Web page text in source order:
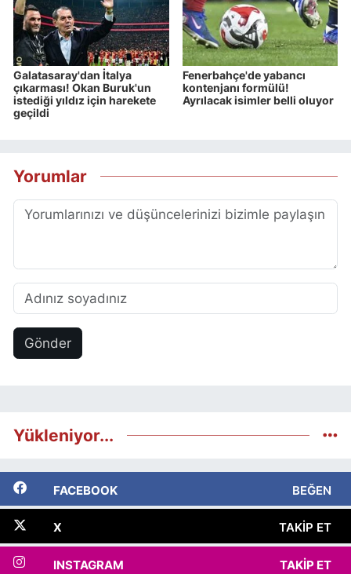
Galatasaray'dan İtalya
çıkarması! Okan Buruk'un
istediği yıldız için harekete
geçildi
Fenerbahçe'de yabancı
kontenjanı formülü!
Ayrılacak isimler belli oluyor
Yorumlar
Gönder
Yükleniyor...
FACEBOOK BEĞEN
X TAKIP ET
INSTAGRAM TAKIP ET